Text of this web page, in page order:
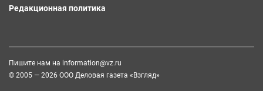
Редакционная политика
Пишите нам на information@vz.ru
© 2005 — 2026 ООО Деловая газета «Взгляд»